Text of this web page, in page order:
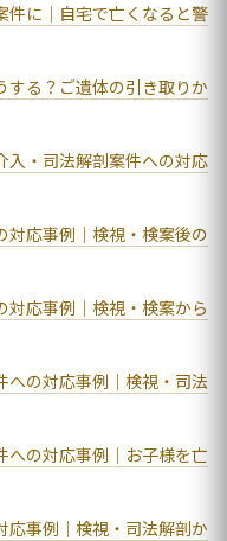
件に｜自宅で亡くなると警
する？ご遺体の引き取りか
入・司法解剖案件への対応
対応事例｜検視・検案後の
対応事例｜検視・検案から
への対応事例｜検視・司法
への対応事例｜お子様を亡
応事例｜検視・司法解剖か